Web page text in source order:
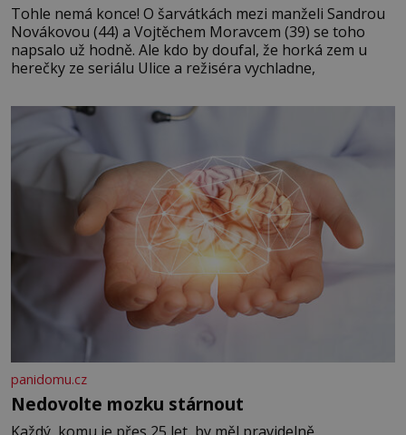
Tohle nemá konce! O šarvátkách mezi manželi Sandrou
Novákovou (44) a Vojtěchem Moravcem (39) se toho
napsalo už hodně. Ale kdo by doufal, že horká zem u
herečky ze seriálu Ulice a režiséra vychladne,
panidomu.cz
Nedovolte mozku stárnout